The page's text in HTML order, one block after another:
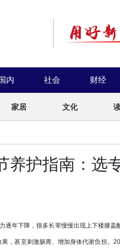
内 社会 财经
家居 文化
养护指南：选
年下降，很多长辈慢慢出现上下楼膝盖
，甚至刺激肠胃、增加身体代谢负担。